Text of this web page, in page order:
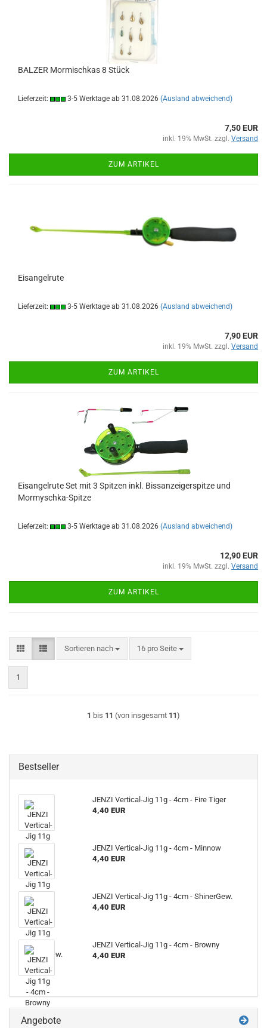
BALZER Mormischkas 8 Stück
Lieferzeit: 3-5 Werktage ab 31.08.2026 (Ausland abweichend)
7,50 EUR
inkl. 19% MwSt. zzgl. Versand
ZUM ARTIKEL
Eisangelrute
Lieferzeit: 3-5 Werktage ab 31.08.2026 (Ausland abweichend)
7,90 EUR
inkl. 19% MwSt. zzgl. Versand
ZUM ARTIKEL
Eisangelrute Set mit 3 Spitzen inkl. Bissanzeigerspitze und
Mormyschka-Spitze
Lieferzeit: 3-5 Werktage ab 31.08.2026 (Ausland abweichend)
12,90 EUR
inkl. 19% MwSt. zzgl. Versand
ZUM ARTIKEL
Sortieren nach
Sortieren nach 16 pro Seite
pro Seite
1
1 bis 11 (von insgesamt 11)
Bestseller
JENZI Vertical-Jig 11g - 4cm - Fire Tiger
4,40 EUR
JENZI Vertical-Jig 11g - 4cm - Minnow
4,40 EUR
JENZI Vertical-Jig 11g - 4cm - ShinerGew.
4,40 EUR
JENZI Vertical-Jig 11g - 4cm - Browny
4,40 EUR
Angebote